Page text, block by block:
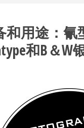
用途：氰
和B＆